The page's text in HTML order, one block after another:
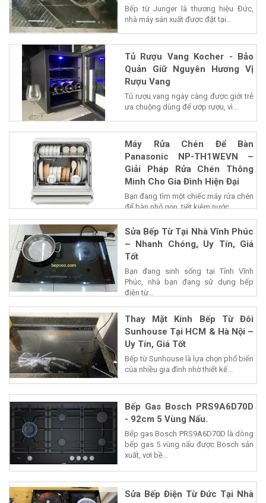
Bếp từ Junger là thương hiệu Đức,
nhà máy sản xuất được đặt tại...
Tủ Rượu Vang Kocher - Bảo
Quản Giữ Nguyên Hương Vị
Rượu Vang
Tủ rượu vang ngày càng được giới trẻ
ưa chuộng dùng để ướp rượu, vì...
Máy Rửa Chén Để Bàn
Panasonic NP-TH1WEVN –
Giải Pháp Rửa Chén Thông
Minh Cho Gia Đình Hiện Đại
Bạn đang tìm một chiếc máy rửa chén
để bàn nhỏ gọn, tiết kiệm nước...
Sửa Bếp Từ Tại Nhà Vĩnh Phúc
– Nhanh Chóng, Uy Tín, Giá
Tốt
Bạn đang sinh sống tại Tỉnh Vĩnh
Phúc, nhà bạn đang sử dụng bếp
điện từ...
Thay Mặt Kính Bếp Từ Đôi
Sunhouse Tại HCM & Hà Nội –
Uy Tín, Giá Tốt
Bếp từ Sunhouse là lựa chọn phổ biến
của nhiều gia đình nhờ thiết kế...
Bếp Gas Bosch PRS9A6D70D
- 92cm 5 Vùng Nấu.
Bếp gas Bosch PRS9A6D70D là dòng
bếp gas 5 vùng nấu được Bosch sản
xuất, vơi bề...
Sửa Bếp Điện Từ Đức Tại Nhà